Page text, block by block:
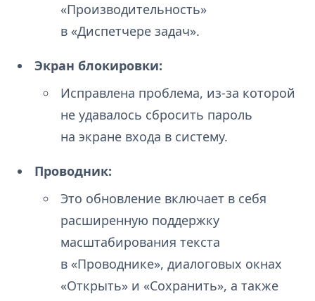
«Производительность»
в «Диспетчере задач».
Экран блокировки:
Исправлена проблема, из-за которой
не удавалось сбросить пароль
на экране входа в систему.
Проводник:
Это обновление включает в себя
расширенную поддержку
масштабирования текста
в «Проводнике», диалоговых окнах
«Открыть» и «Сохранить», а также